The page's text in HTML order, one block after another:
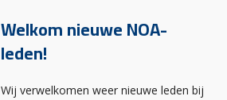
Welkom nieuwe NOA-
leden!
Wij verwelkomen weer nieuwe leden bij